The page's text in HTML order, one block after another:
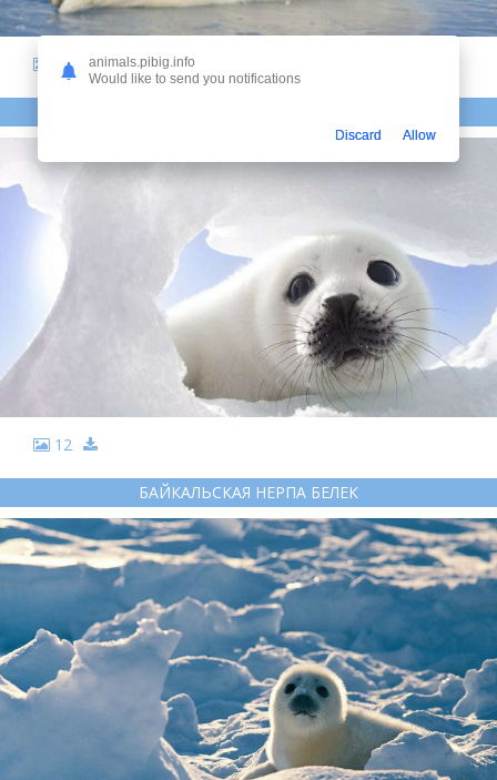
11
12
БАЙКАЛЬСКАЯ НЕРПА БЕЛЕК
animals.pibig.info
Would like to send you notifications
Discard Allow